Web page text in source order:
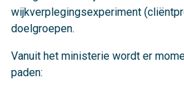
wijkverplegingsexperiment
doelgroepen.
Vanuit het ministerie wordt er
paden: